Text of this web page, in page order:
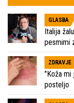
GLASBA
Italija
pesmimi
ZDRAVJE
"Koža mi
posteljo